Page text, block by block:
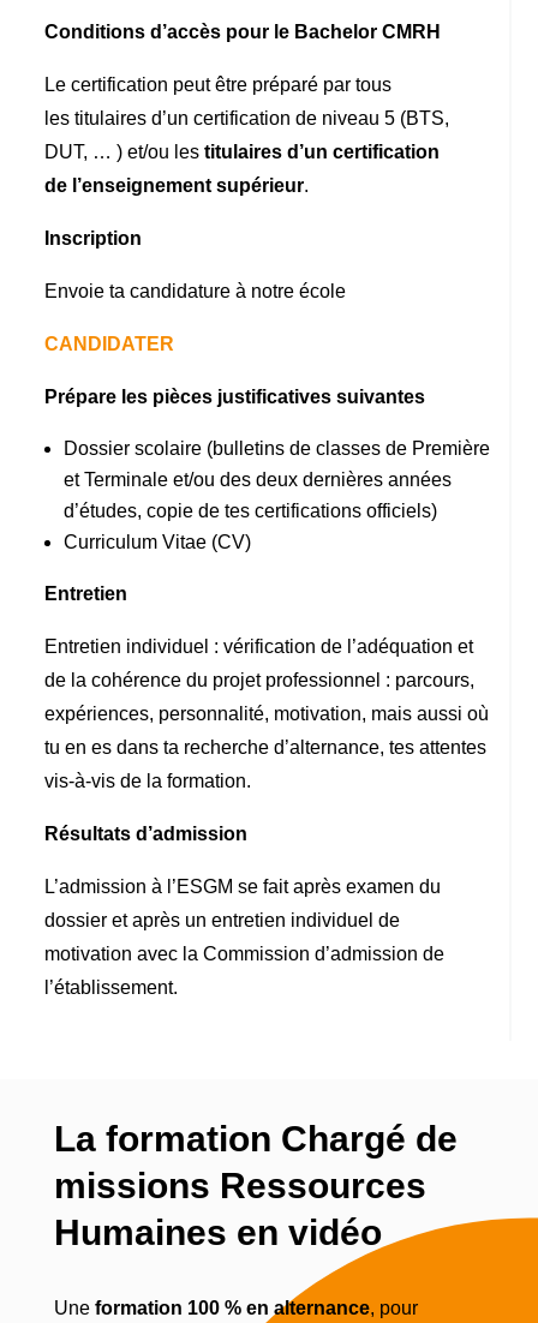
Conditions d’accès pour le Bachelor CMRH
Le certification peut être préparé par tous
les titulaires d’un certification de niveau 5 (BTS,
DUT, … ) et/ou lestitulaires d’un certification
de l’enseignement supérieur.
Inscription
Envoie ta candidature à notre école
CANDIDATER
Prépare les pièces justificatives suivantes
Dossier scolaire (bulletins de classes de Première
et Terminale et/ou des deux dernières années
d’études, copie de tes certifications officiels)
Curriculum Vitae (CV)
Entretien
Entretien individuel : vérification de l’adéquation et
de la cohérence du projet professionnel : parcours,
expériences, personnalité, motivation, mais aussi où
tu en es dans ta recherche d’alternance, tes attentes
vis-à-vis de la formation.
Résultats d’admission
L’admission à l’ESGM se fait après examen du
dossier et après un entretien individuel de
motivation avec la Commission d’admission de
l’établissement.
La formation Chargé de
missions Ressources
Humaines en vidéo
Une formation 100 % en alternance, pour